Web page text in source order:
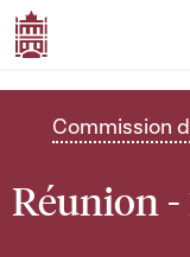
Commission
Réunion -